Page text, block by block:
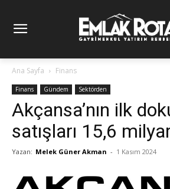
Ana Sayfa Finans
Finans Gündem Sektörden
Akçansa’nın ilk
satışları 15,6
Yazan: Melek Güner Akman - 1 Kasım 2024